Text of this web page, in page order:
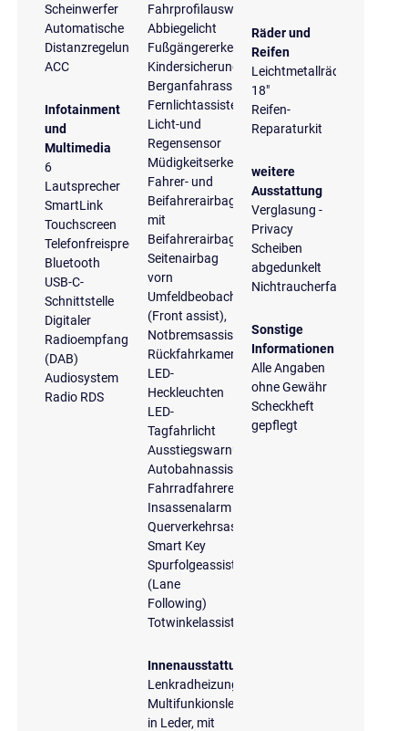
Scheinwerfer
Automatische
Distanzregelung
ACC
Infotainment
und
Multimedia
6
Lautsprecher
SmartLink
Touchscreen
Telefonfreisprecheinrichtung
Bluetooth
USB-C-
Schnittstelle
Digitaler
Radioempfang
(DAB)
Audiosystem
Radio RDS
Fahrprofilauswahl
Abbiegelicht
Fußgängererkennung
Kindersicherung
Berganfahrassistent
Fernlichtassistent
Licht-und
Regensensor
Müdigkeitserkennung
Fahrer- und
Beifahrerairbag
mit
Beifahrerairbagdeaktivierung
Seitenairbag
vorn
Umfeldbeobachtungssystem
(Front assist),
Notbremsassistent
Rückfahrkamera
LED-
Heckleuchten
LED-
Tagfahrlicht
Ausstiegswarnung
Autobahnassistent
Fahrradfahrererkennung
Insassenalarm
Querverkehrsassistent
Smart Key
Spurfolgeassistent
(Lane
Following)
Totwinkelassistent
Innenausstattung
Lenkradheizung
Multifunkionslenkrad
in Leder, mit
Räder und
Reifen
Leichtmetallräder
18"
Reifen-
Reparaturkit
weitere
Ausstattung
Verglasung -
Privacy
Scheiben
abgedunkelt
Nichtraucherfahrzeug
Sonstige
Informationen
Alle Angaben
ohne Gewähr
Scheckheft
gepflegt